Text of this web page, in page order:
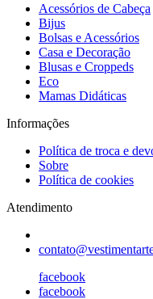
Acessórios de Cabeça
Bijus
Bolsas e Acessórios
Casa e Decoração
Blusas e Croppeds
Eco
Mamas Didáticas
Informações
Política de troca e
Sobre
Política de cookies
Atendimento
facebook
facebook